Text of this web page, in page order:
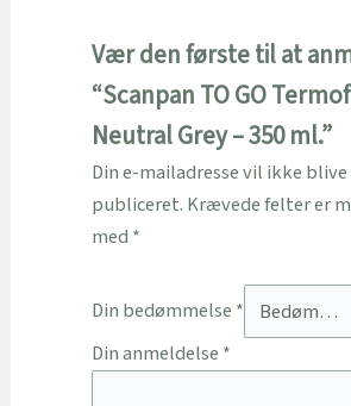
Vær den første til at
“Scanpan TO GO
Neutral Grey – 350 ml.”
Din e-mailadresse vil ikke blive
publiceret. Krævede felter er
med *
Din bedømmelse *
Din anmeldelse *